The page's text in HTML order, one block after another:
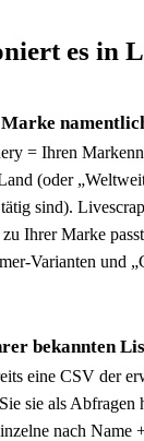
es in
= Ihren
(oder
sind).
zu Ihrer Marke
Varianten und
bekannten
eine CSV der
sie als Abfragen
nach Name